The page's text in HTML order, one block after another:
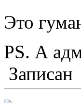
Это
PS. А
Записан